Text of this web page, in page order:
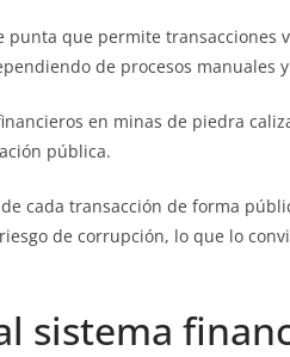
que permite transacciones
de procesos manuales
en minas de piedra
pública.
cada transacción de forma
de corrupción, lo que lo
sistema